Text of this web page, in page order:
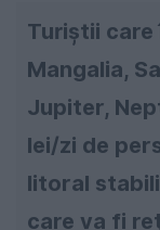
Turiştii care
Mangalia,
Jupiter,
lei/zi de
litoral
care va fi